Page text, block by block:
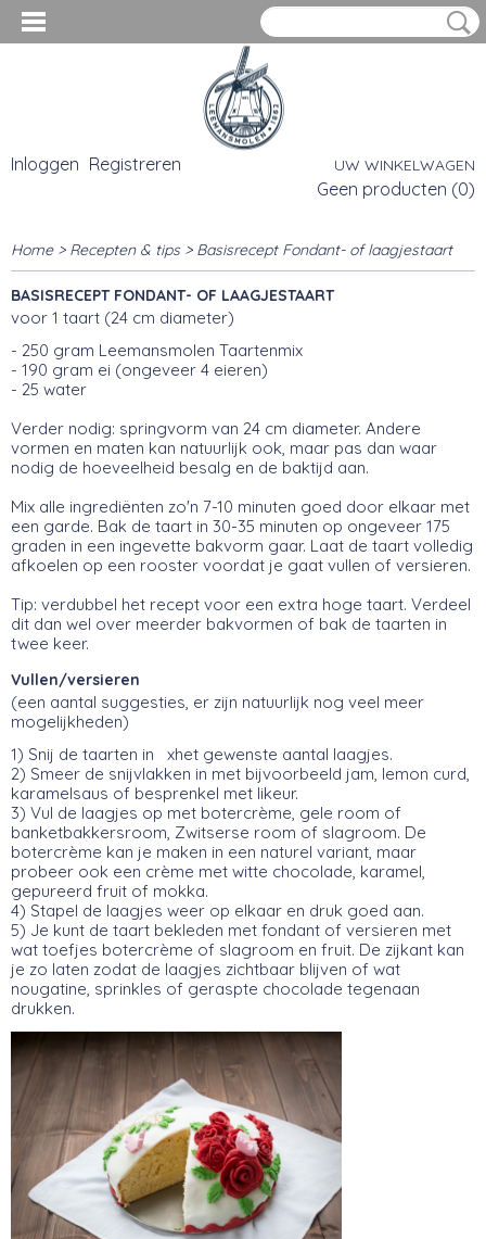
Inloggen Registreren UW WINKELWAGEN
Geen producten (0)
Home> Recepten & tips> Basisrecept Fondant- of laagjestaart
BASISRECEPT FONDANT- OF LAAGJESTAART
voor 1 taart (24 cm diameter)
- 250 gram Leemansmolen Taartenmix
- 190 gram ei (ongeveer 4 eieren)
- 25 water
Verder nodig: springvorm van 24 cm diameter. Andere
vormen en maten kan natuurlijk ook, maar pas dan waar
nodig de hoeveelheid besalg en de baktijd aan.
Mix alle ingrediënten zo'n 7-10 minuten goed door elkaar met
een garde. Bak de taart in 30-35 minuten op ongeveer 175
graden in een ingevette bakvorm gaar. Laat de taart volledig
afkoelen op een rooster voordat je gaat vullen of versieren.
Tip: verdubbel het recept voor een extra hoge taart. Verdeel
dit dan wel over meerder bakvormen of bak de taarten in
twee keer.
Vullen/versieren
(een aantal suggesties, er zijn natuurlijk nog veel meer
mogelijkheden)
1) Snij de taarten in xhet gewenste aantal laagjes.
2) Smeer de snijvlakken in met bijvoorbeeld jam, lemon curd,
karamelsaus of besprenkel met likeur.
3) Vul de laagjes op met botercrème, gele room of
banketbakkersroom, Zwitserse room of slagroom. De
botercrème kan je maken in een naturel variant, maar
probeer ook een crème met witte chocolade, karamel,
gepureerd fruit of mokka.
4) Stapel de laagjes weer op elkaar en druk goed aan.
5) Je kunt de taart bekleden met fondant of versieren met
wat toefjes botercrème of slagroom en fruit. De zijkant kan
je zo laten zodat de laagjes zichtbaar blijven of wat
nougatine, sprinkles of geraspte chocolade tegenaan
drukken.